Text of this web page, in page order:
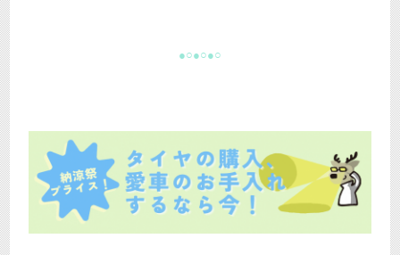
●○●○●○